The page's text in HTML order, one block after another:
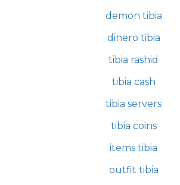
demon tibia
dinero tibia
tibia rashid
tibia cash
tibia servers
tibia coins
items tibia
outfit tibia